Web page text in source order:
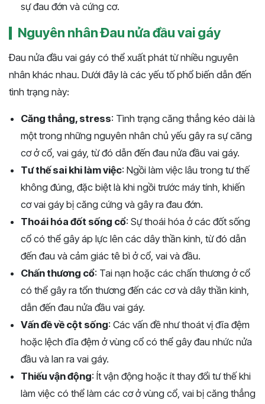
sự đau đớn và cứng cơ.
Nguyên nhân Đau nửa đầu vai gáy
Đau nửa đầu vai gáy có thể xuất phát từ nhiều nguyên
nhân khác nhau. Dưới đây là các yếu tố phổ biến dẫn đến
tình trạng này:
Căng thẳng, stress: Tình trạng căng thẳng kéo dài là
một trong những nguyên nhân chủ yếu gây ra sự căng
cơ ở cổ, vai gáy, từ đó dẫn đến đau nửa đầu vai gáy.
Tư thế sai khi làm việc: Ngồi làm việc lâu trong tư thế
không đúng, đặc biệt là khi ngồi trước máy tính, khiến
cơ vai gáy bị căng cứng và gây ra đau đớn.
Thoái hóa đốt sống cổ: Sự thoái hóa ở các đốt sống
cổ có thể gây áp lực lên các dây thần kinh, từ đó dẫn
đến đau và cảm giác tê bì ở cổ, vai và đầu.
Chấn thương cổ: Tai nạn hoặc các chấn thương ở cổ
có thể gây ra tổn thương đến các cơ và dây thần kinh,
dẫn đến đau nửa đầu vai gáy.
Vấn đề về cột sống: Các vấn đề như thoát vị đĩa đệm
hoặc lệch đĩa đệm ở vùng cổ có thể gây đau nhức nửa
đầu và lan ra vai gáy.
Thiếu vận động: Ít vận động hoặc ít thay đổi tư thế khi
làm việc có thể làm các cơ ở vùng cổ, vai bị căng thẳng